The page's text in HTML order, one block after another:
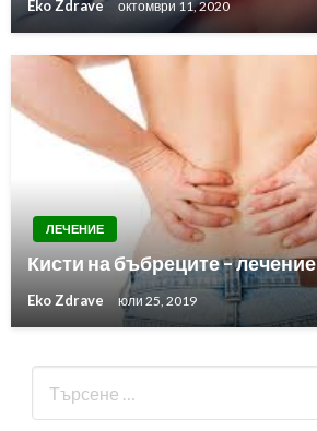
Eko Zdrave октомври 11, 2020
ЛЕЧЕНИЕ
Кисти на бъбреците – лечение
Eko Zdrave юли 25, 2019